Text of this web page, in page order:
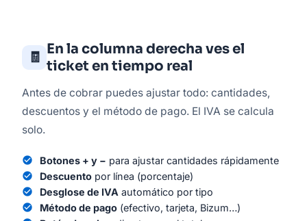
🧾 En la columna derecha ves el
ticket en tiempo real
Antes de cobrar puedes ajustar todo: cantidades,
descuentos y el método de pago. El IVA se calcula
solo.
check_circle Botones + y − para ajustar cantidades rápidamente
check_circle Descuentopor línea (porcentaje)
check_circle Desglose de IVA automático por tipo
check_circle Método de pago(efectivo, tarjeta, Bizum…)